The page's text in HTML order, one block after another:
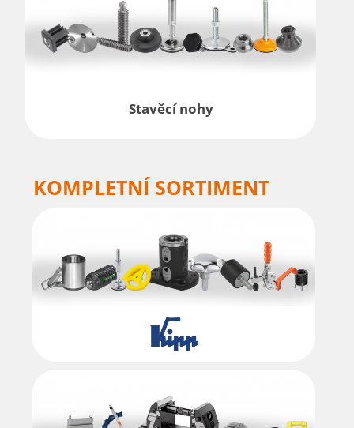
Stavěcí nohy
KOMPLETNÍ SORTIMENT